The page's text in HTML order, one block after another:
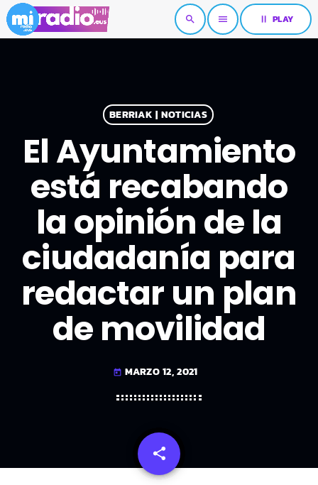
search menu pause PLAY
BERRIAK | NOTICIAS
El Ayuntamiento
está recabando
la opinión de la
ciudadanía para
redactar un plan
de movilidad
today MARZO 12, 2021
share
email